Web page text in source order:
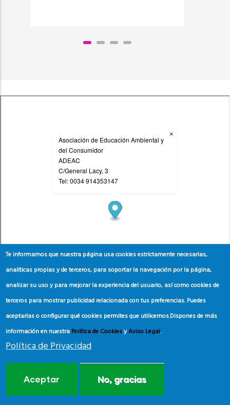
Te informamos que nuestra página usa cookies estrictamente necesarias,
analíticas propias y de terceros, para soportar la navegación por la página,
analizar su uso y para mejorar la experiencia del usuario, así como cookies de
terceros para mostrar publicidad relacionada con tus preferencias. Puedes
aceptarlas o configurar qué cookies permites que utilicemos.Dispones de más
información en nuestra Política de CookiesyAviso Legal.
Política de Privacidad
Aceptar No, gracias